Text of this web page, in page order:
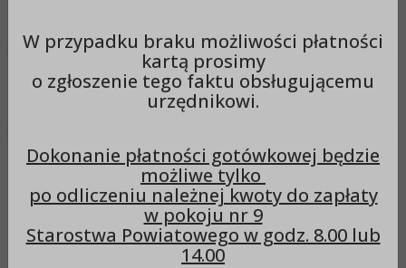
Menu
Menu Organy Rada Powiatu Interpelacje i zapytania
Interpelacje i zapytania
W przypadku braku możliwości płatności
kartą prosimy
o zgłoszenie tego faktu obsługującemu
urzędnikowi.
Dokonanie płatności gotówkowej będzie
możliwe tylko
po odliczeniu należnej kwoty do zapłaty
w pokoju nr 9
Starostwa Powiatowego w godz. 8.00 lub
14.00